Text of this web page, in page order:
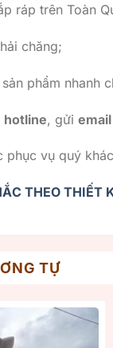
ráp trên Toàn
chăng;
phẩm nhanh
hotline, gửi email
phục vụ quý
THEO THIẾT
TỰ